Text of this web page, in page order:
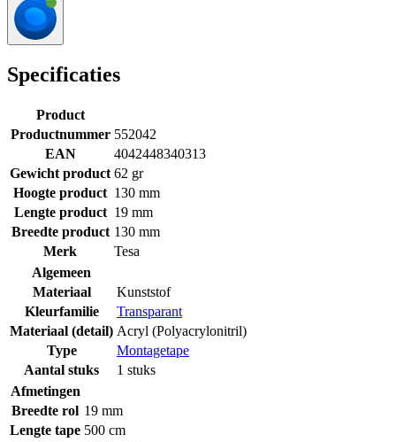
Specificaties
Product
Productnummer 552042
EAN
4042448340313
Gewicht product 62 gr
Hoogte product 130 mm
Lengte product 19 mm
Breedte product 130 mm
Merk
Tesa
Algemeen
Materiaal
Kunststof
Kleurfamilie
Transparant
Materiaal (detail) Acryl (Polyacrylonitril)
Type
Montagetape
Aantal stuks
1 stuks
Afmetingen
Breedte rol 19 mm
Lengte tape 500 cm